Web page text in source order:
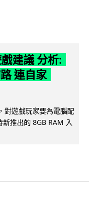
建議 分析:
連自家
對遊戲玩家要為電腦配
推出的 8GB RAM 入